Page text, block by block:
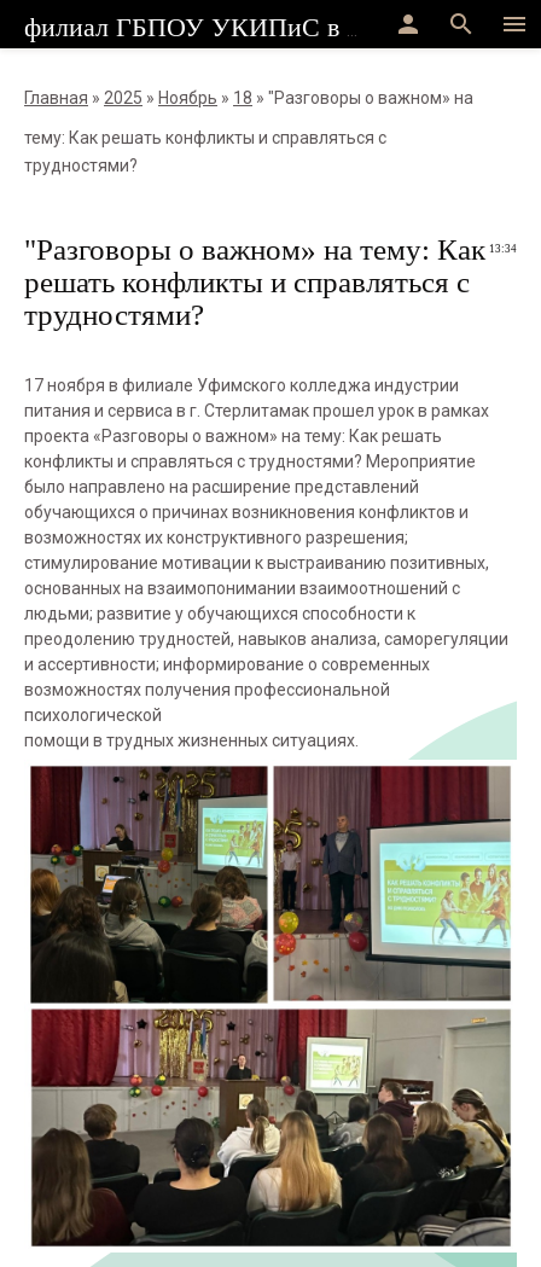
menu
search
person
Главная » 2025 » Ноябрь » 18 » "Разговоры о важном» на
тему: Как решать конфликты и справляться с
трудностями?
13:34
"Разговоры о важном» на тему: Как
решать конфликты и справляться с
трудностями?
17 ноября в филиале Уфимского колледжа индустрии
питания и сервиса в г. Стерлитамак прошел урок в рамках
проекта «Разговоры о важном» на тему: Как решать
конфликты и справляться с трудностями? Мероприятие
было направлено на расширение представлений
обучающихся о причинах возникновения конфликтов и
возможностях их конструктивного разрешения;
стимулирование мотивации к выстраиванию позитивных,
основанных на взаимопонимании взаимоотношений с
людьми; развитие у обучающихся способности к
преодолению трудностей, навыков анализа, саморегуляции
и ассертивности; информирование о современных
возможностях получения профессиональной
психологической
помощи в трудных жизненных ситуациях.